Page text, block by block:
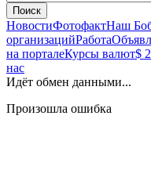
Поиск
НовостиФотофактНаш
организацийРабота
на порталеКурсы валют$
нас
Идёт обмен данными...
Произошла ошибка